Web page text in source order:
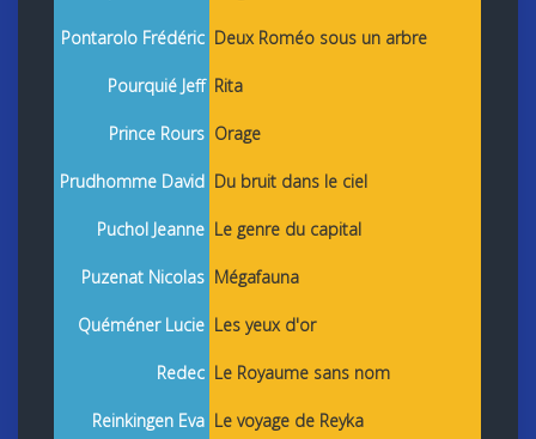
Pontarolo Frédéric Deux Roméo sous un arbre
Pourquié Jeff Rita
Prince Rours Orage
Prudhomme David Du bruit dans le ciel
Puchol Jeanne Le genre du capital
Puzenat Nicolas Mégafauna
Quéméner Lucie Les yeux d'or
Redec Le Royaume sans nom
Reinkingen Eva Le voyage de Reyka